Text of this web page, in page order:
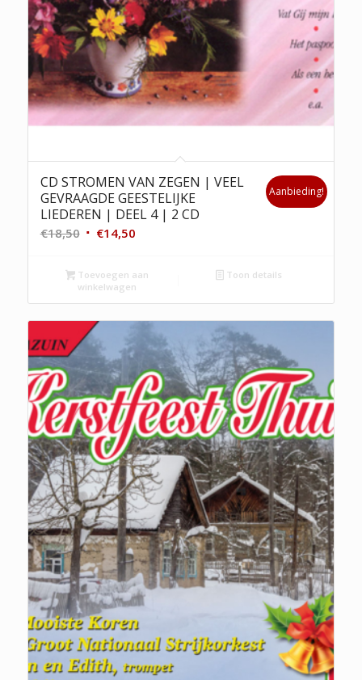
CD STROMEN VAN ZEGEN | VEEL
GEVRAAGDE GEESTELIJKE
LIEDEREN | DEEL 4 | 2 CD
€18,50 Oorspronkelijke
was:
€18,50.
€14,50Huidige
is:
€14,50.
Aanbieding!
Toevoegen aan
winkelwagen
Toon details